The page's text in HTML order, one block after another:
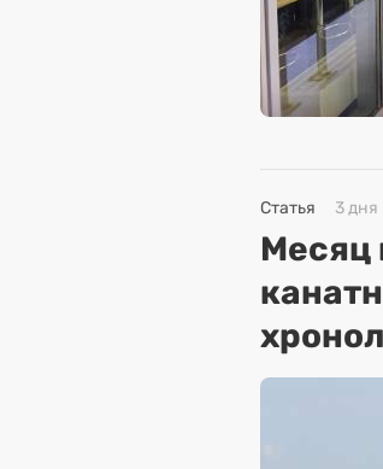
Статья 3 дня
Месяц